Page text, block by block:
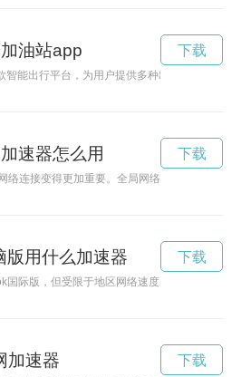
油站app
智能出行平台，为用户提供多种出行方式选择
下载
速器怎么用
络连接变得更加重要。全局网络加速器通过优
下载
版用什么加速器
国际版，但受限于地区网络速度？不用担心，
下载
加速器 下载